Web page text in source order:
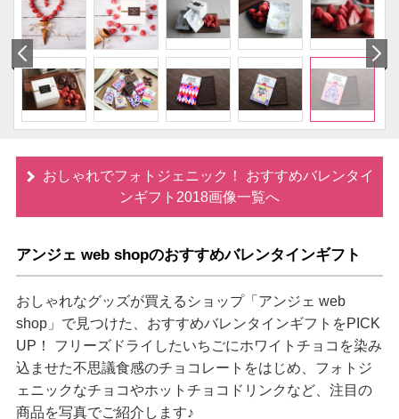
おしゃれでフォトジェニック！ おすすめバレンタイ
ンギフト2018画像一覧へ
アンジェ web shopのおすすめバレンタインギフト
おしゃれなグッズが買えるショップ「アンジェ web
shop」で見つけた、おすすめバレンタインギフトをPICK
UP！ フリーズドライしたいちごにホワイトチョコを染み
込ませた不思議食感のチョコレートをはじめ、フォトジ
ェニックなチョコやホットチョコドリンクなど、注目の
商品を写真でご紹介します♪